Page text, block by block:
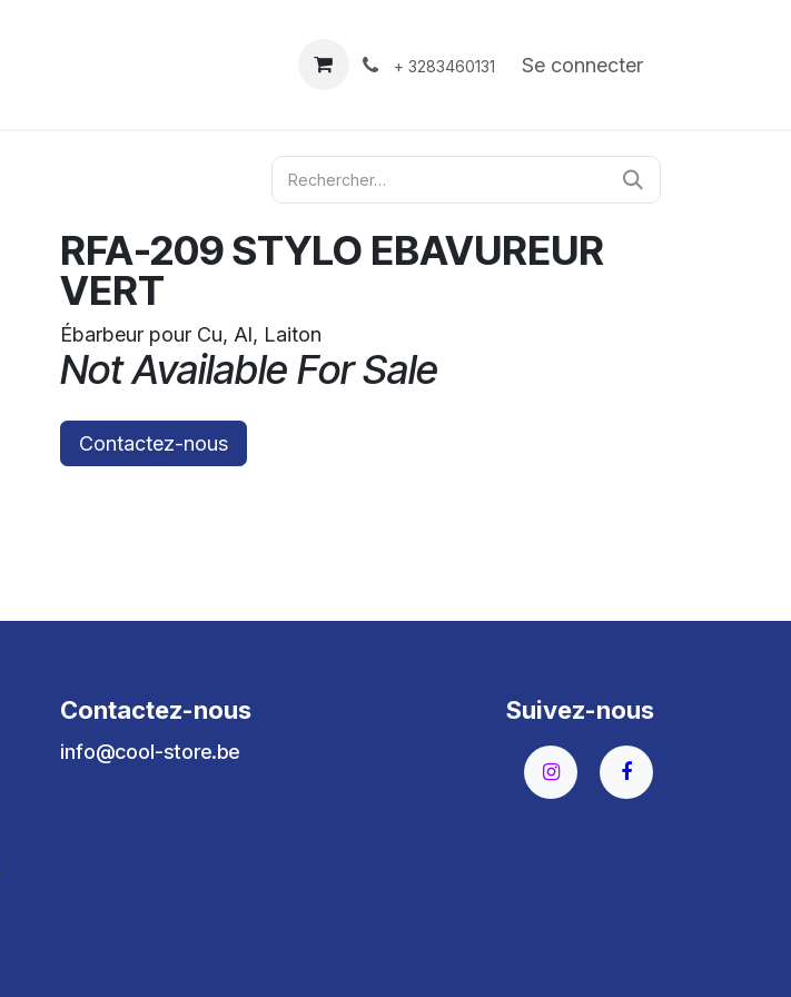
À propos Contact
+ 3283460131 Se connecter
RFA-209 STYLO EBAVUREUR
VERT
Ébarbeur pour Cu, Al, Laiton
Not Available For Sale
Contactez-nous
Contactez-nous
info@cool-store.be
Suivez-nous